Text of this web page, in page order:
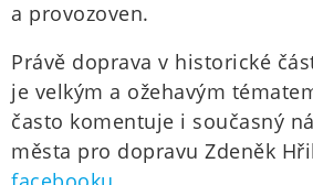
a provozoven.
Právě doprava v historické
je velkým a ožehavým
často komentuje i současný
města pro dopravu Zdeněk